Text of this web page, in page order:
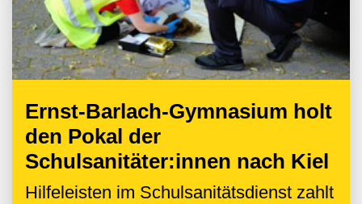
Ernst-Barlach-Gymnasium holt
den Pokal der
Schulsanitäter:innen nach Kiel
Hilfeleisten im Schulsanitätsdienst zahlt